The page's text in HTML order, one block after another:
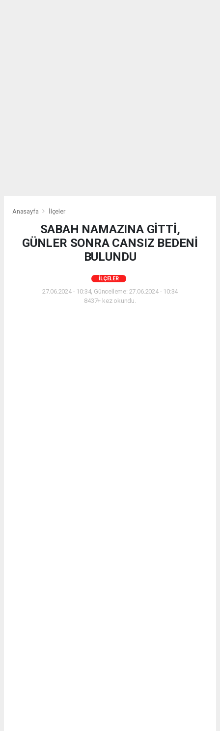
Anasayfa İlçeler
SABAH NAMAZINA GİTTİ,
GÜNLER SONRA CANSIZ BEDENİ
BULUNDU
İLÇELER
27.06.2024 - 10:34, Güncelleme: 27.06.2024 - 10:34
8437+ kez okundu.